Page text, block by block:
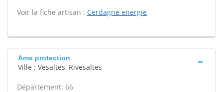
Voir la fiche artisan : Cerdagne energie
Ams protection
Ville : Vesaltes, Rivesaltes
Département: 66